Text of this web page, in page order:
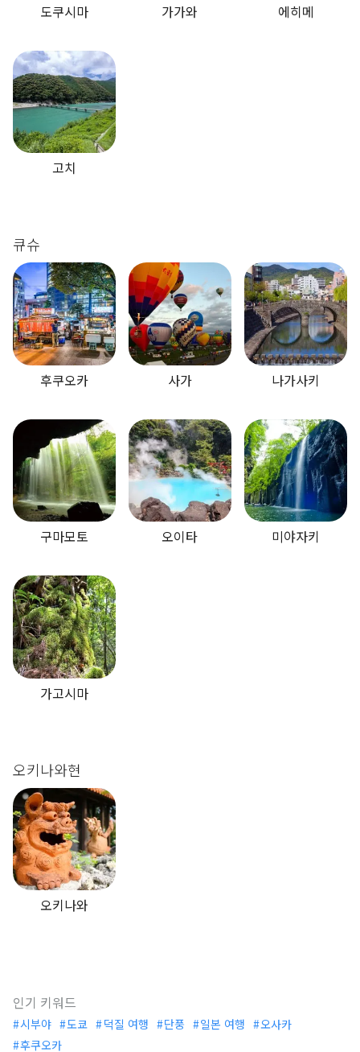
도쿠시마 가가와 에히메
고치
큐슈
후쿠오카 사가 나가사키
구마모토 오이타 미야자키
가고시마
오키나와현
오키나와
인기 키워드
시부야 도쿄 덕질 여행 단풍 일본 여행
오사카
후쿠오카